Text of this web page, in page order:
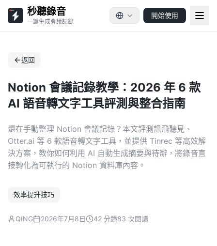
秒聽錄音
一鍵生成會議記錄
開始使用
返回
Notion 會議記錄教學：2026 年 6 款
AI 語音轉文字工具評測與整合指南
還在手動整理 Notion 會議記錄？本文評測訊飛聽見、
Otter.ai 等 6 款語音轉文字工具，並提供 Tinrec 等高效解
決方案，教你如何利用 AI 自動生成摘要與待辦，將錄音直
接轉化為可執行的 Notion 資料庫內容。
效率提升技巧
QING 2026年7月8日 42 分鐘83 次閱讀